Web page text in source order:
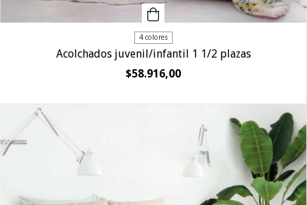
4 colores
Acolchados juvenil/infantil 1 1/2 plazas
$58.916,00